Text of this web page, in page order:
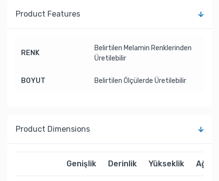
Product Features
RENK
Belirtilen Melamin Renklerinden
Üretilebilir
BOYUT Belirtilen Ölçülerde Üretilebilir
Product Dimensions
Genişlik Derinlik Yükseklik